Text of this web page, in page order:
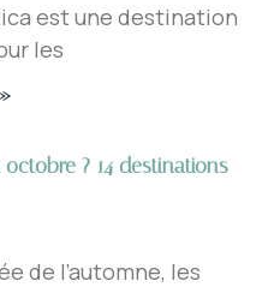
est une destination
les
? 14 destinations
de l’automne, les